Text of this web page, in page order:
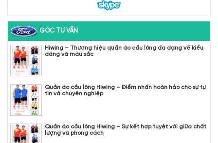
GÓC TƯ VẤN
Hiwing – Thương hiệu quần áo cầu lông đa dạng về kiểu
dáng và màu sắc
Quần áo cầu lông Hiwing – Điểm nhấn hoàn hảo cho sự tự
tin và chuyên nghiệp
Quần áo cầu lông Hiwing – Sự kết hợp tuyệt vời giữa chất
lượng và phong cách